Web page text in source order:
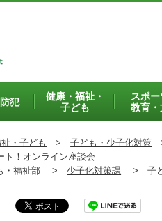
犯
健康・福祉・
子ども
スポー
教育・
・子ども > 子ども・少子化対策
！オンライン座談会
・福祉部 > 少子化対策課 > 子